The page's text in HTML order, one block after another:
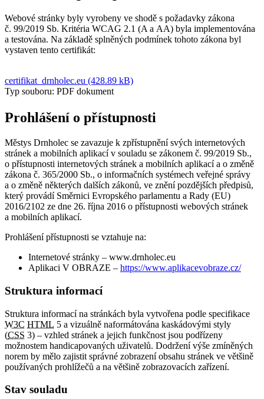
Webové stránky byly vyrobeny ve shodě s požadavky zákona
č. 99/2019 Sb. Kritéria WCAG 2.1 (A a AA) byla implementována
a testována. Na základě splněných podmínek tohoto zákona byl
vystaven tento certifikát:
certifikat_drnholec.eu (428.89 kB)
Typ souboru: PDF dokument
Prohlášení o přístupnosti
Městys Drnholec se zavazuje k zpřístupnění svých internetových
stránek a mobilních aplikací v souladu se zákonem č. 99/2019 Sb.,
o přístupnosti internetových stránek a mobilních aplikací a o změně
zákona č. 365/2000 Sb., o informačních systémech veřejné správy
a o změně některých dalších zákonů, ve znění pozdějších předpisů,
který provádí Směrnici Evropského parlamentu a Rady (EU)
2016/2102 ze dne 26. října 2016 o přístupnosti webových stránek
a mobilních aplikací.
Prohlášení přístupnosti se vztahuje na:
Internetové stránky – www.drnholec.eu
Aplikaci V OBRAZE – https://www.aplikacevobraze.cz/
Struktura informací
Struktura informací na stránkách byla vytvořena podle specifikace
W3C HTML 5 a vizuálně naformátována kaskádovými styly
(CSS 3) – vzhled stránek a jejich funkčnost jsou podřízeny
možnostem handicapovaných uživatelů. Dodržení výše zmíněných
norem by mělo zajistit správné zobrazení obsahu stránek ve většině
používaných prohlížečů a na většině zobrazovacích zařízení.
Stav souladu